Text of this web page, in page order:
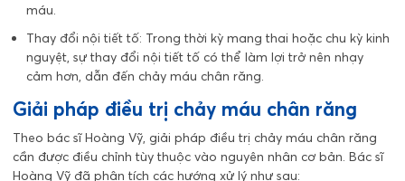
máu.
Thay đổi nội tiết tố: Trong thời kỳ mang thai hoặc chu kỳ kinh
nguyệt, sự thay đổi nội tiết tố có thể làm lợi trở nên nhạy
cảm hơn, dẫn đến chảy máu chân răng.
Giải pháp điều trị chảy máu chân răng
Theo bác sĩ Hoàng Vỹ, giải pháp điều trị chảy máu chân răng
cần được điều chỉnh tùy thuộc vào nguyên nhân cơ bản. Bác sĩ
Hoàng Vỹ đã phân tích các hướng xử lý như sau: